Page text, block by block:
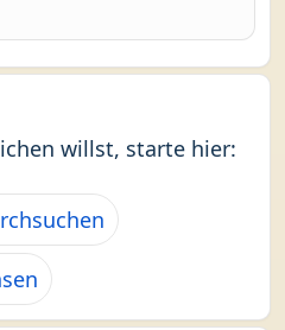
willst, starte hier: